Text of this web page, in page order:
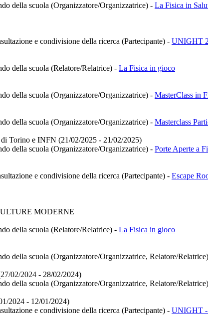
della scuola (Organizzatore/Organizzatrice) - La Fisica in
e condivisione della ricerca (Partecipante) - UNIGHT
della scuola (Relatore/Relatrice) - La Fisica in gioco
della scuola (Organizzatore/Organizzatrice) - MasterClass in
della scuola (Organizzatore/Organizzatrice) - Masterclass
Torino e INFN (21/02/2025 - 21/02/2025)
della scuola (Organizzatore/Organizzatrice) - Porte Aperte a
e condivisione della ricerca (Partecipante) - Escape
MODERNE
della scuola (Relatore/Relatrice) - La Fisica in gioco
della scuola (Organizzatore/Organizzatrice, Relatore/Relatrice)
02/2024 - 28/02/2024)
della scuola (Organizzatore/Organizzatrice, Relatore/Relatrice)
2024 - 12/01/2024)
e condivisione della ricerca (Partecipante) - UNIGHT -